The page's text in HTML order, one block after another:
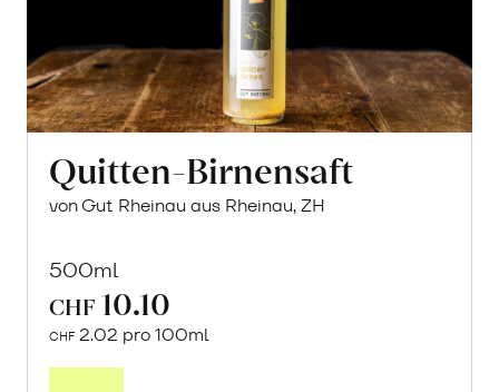
Quitten-Birnensaft
von Gut Rheinau aus Rheinau, ZH
500ml
CHF 10.10
CHF 2.02 pro 100ml